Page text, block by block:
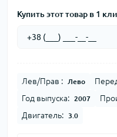
Купить этот товар в 1
Лев/Прав : Лево
Год выпуска: 2007
Двигатель: 3.0